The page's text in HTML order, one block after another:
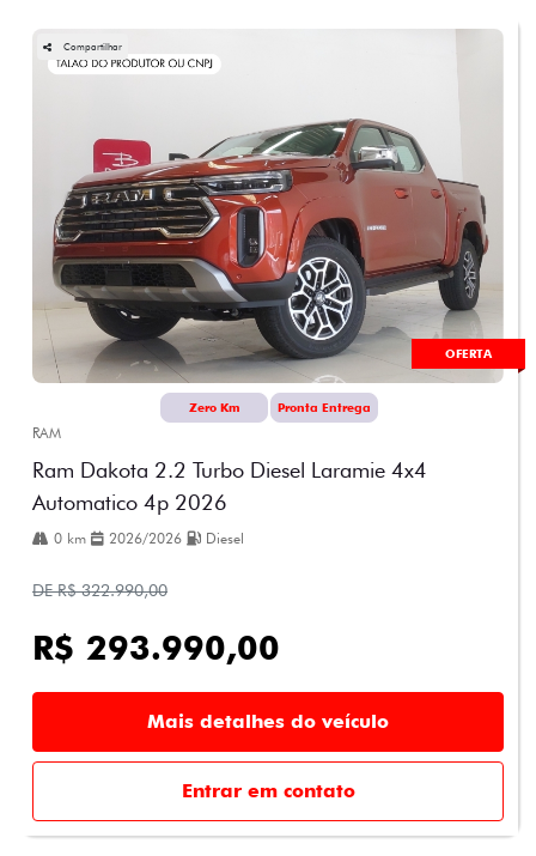
OFERTA
Compartilhar
Zero Km Pronta Entrega
RAM
Ram Dakota 2.2 Turbo Diesel Laramie 4x4
Automatico 4p 2026
0 km 2026/2026 Diesel
DE R$ 322.990,00
R$ 293.990,00
Mais detalhes do veículo
Entrar em contato